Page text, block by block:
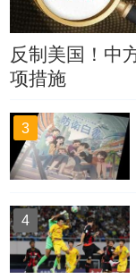
反制美国！中
项措施
3
4